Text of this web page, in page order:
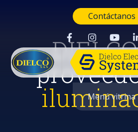
Contáctanos
Menú vitrina